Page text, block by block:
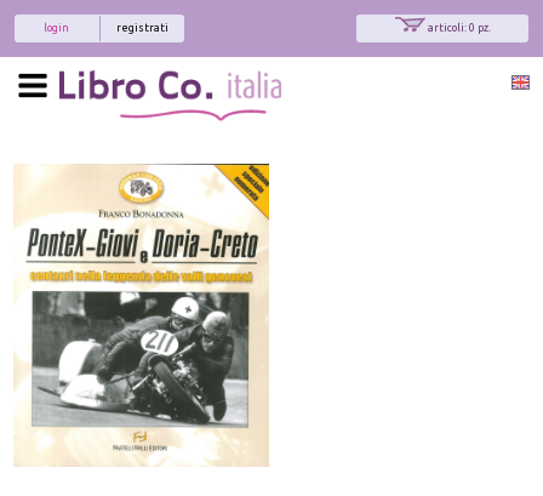
articoli: 0 pz.
registrati
login
Interessato ai nostri libri?
Allora iscriviti alla nostra newsletter!
Sarai informato delle nostre novità, potrai
comunque cancellarti quando desideri.
modulo di iscrizione